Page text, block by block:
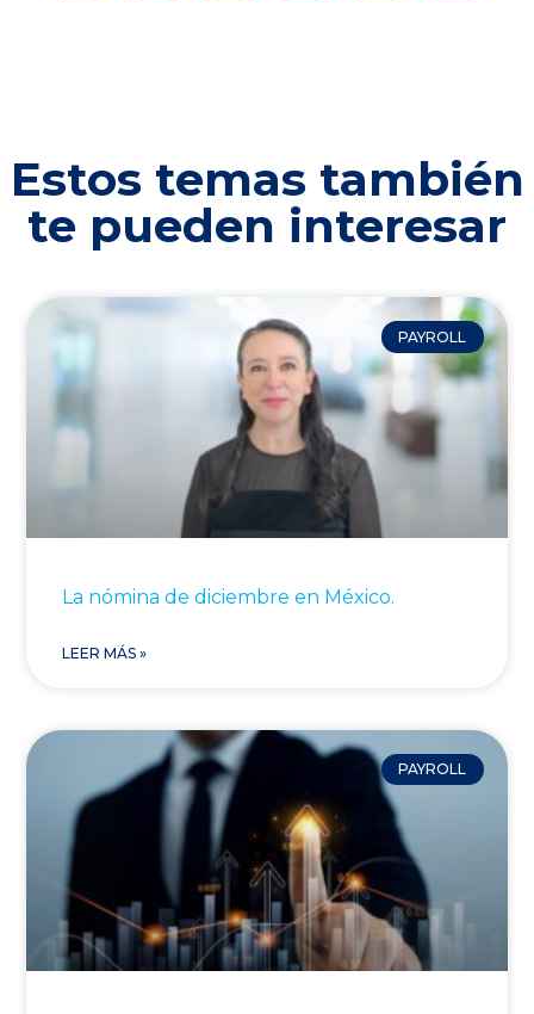
Estos temas también
te pueden interesar
PAYROLL
La nómina de diciembre en México.
LEER MÁS »
PAYROLL